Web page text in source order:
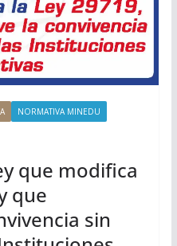
NORMATIVA MINEDU
que modifica
que
sin